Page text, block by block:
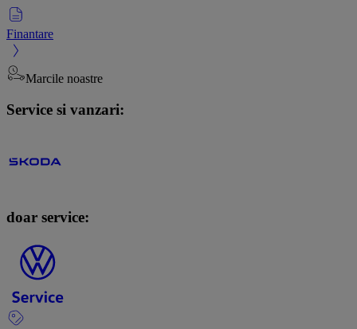
Finantare
Marcile noastre
Service si vanzari:
doar service: